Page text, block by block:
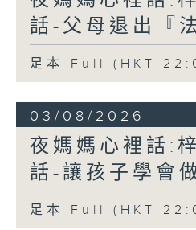
話-父母退出『
足本 Full (HKT
03/08/2026
夜媽媽心裡話:
話-讓孩子學會
足本 Full (HKT